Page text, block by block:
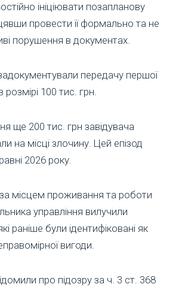
ініціювати позапланову
провести її формально та не
порушення в документах.
передачу першої
100 тис. грн.
ще 200 тис. грн завідувача
на місці злочину. Цей епізод
2026 року.
місцем проживання та роботи
управління вилучили
раніше були ідентифіковані як
вигоди.
про підозру за ч. 3 ст. 368